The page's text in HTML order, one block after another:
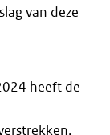
van deze
heeft de